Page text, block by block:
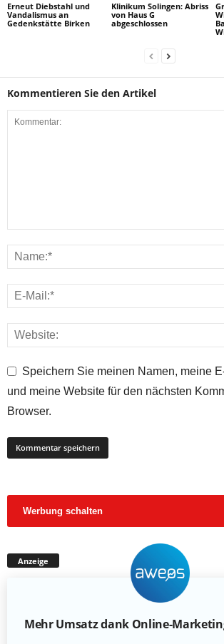
Erneut Diebstahl und
Vandalismus an
Gedenkstätte Birken
Klinikum Solingen: Abriss
von Haus G
abgeschlossen
Kommentieren Sie den Artikel
Speichern Sie meinen Namen, meine
und meine Website für den nächsten
Browser.
Werbung schalten
Anzeige
Mehr Umsatz dank Online-